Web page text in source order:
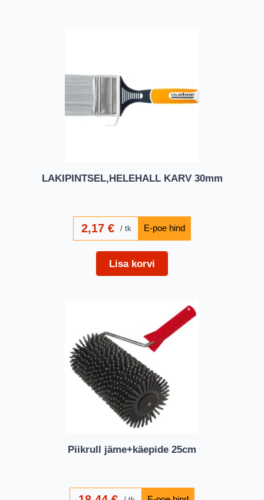
LAKIPINTSEL,HELEHALL KARV 30mm
2,17€ tk
Lisa korvi
Piikrull jäme+käepide 25cm